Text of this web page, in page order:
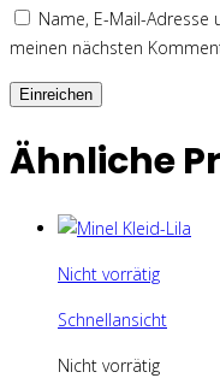
Name, E-Mail-
meinen nächsten
Ähnliche
Nicht vorrätig
Schnellansicht
Nicht vorrätig